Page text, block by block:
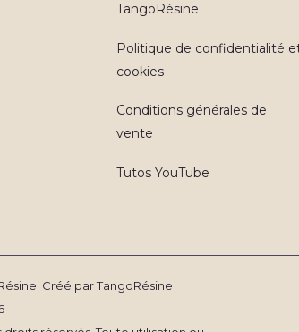
TangoRésine
Politique de confidentialité
cookies
Conditions générales de
vente
Tutos YouTube
Créé par TangoRésine